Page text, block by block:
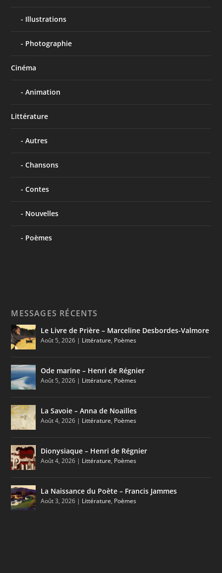
Illustrations
Photographie
Cinéma
Animation
Littérature
Autres
Chansons
Contes
Nouvelles
Poèmes
MESSAGES RÉCENTS
Le Livre de Prière – Marceline Desbordes-Valmore
Août 5, 2026 | Littérature, Poèmes
Ode marine – Henri de Régnier
Août 5, 2026 | Littérature, Poèmes
La Savoie – Anna de Noailles
Août 4, 2026 | Littérature, Poèmes
Dionysiaque – Henri de Régnier
Août 4, 2026 | Littérature, Poèmes
La Naissance du Poète – Francis Jammes
Août 3, 2026 | Littérature, Poèmes